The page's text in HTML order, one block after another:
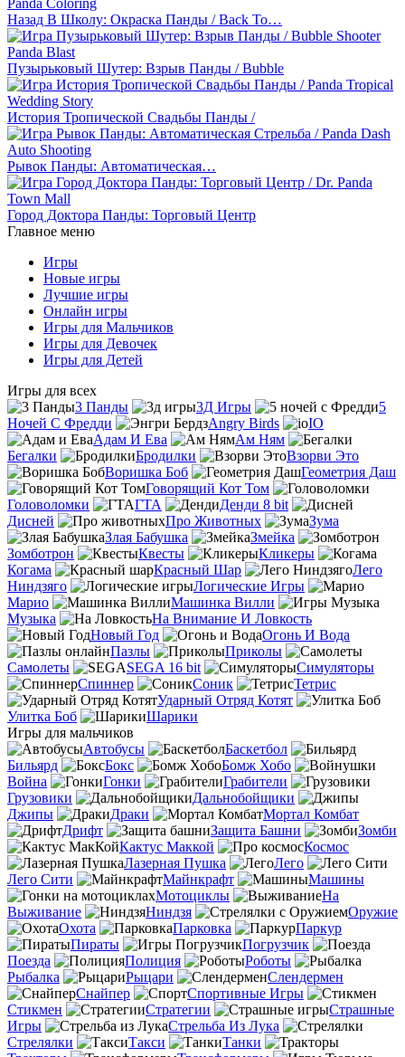
Назад В Школу: Окраска Панды / Back To…
Пузырьковый Шутер: Взрыв Панды / Bubble
История Тропической Свадьбы Панды /
Рывок Панды: Автоматическая…
Город Доктора Панды: Торговый Центр
Главное меню
Игры
Новые игры
Лучшие игры
Онлайн игры
Игры для Мальчиков
Игры для Девочек
Игры для Детей
Игры для всех
3 Панды
3Д Игры
5
Ночей С Фредди
Angry Birds
IO
Адам И Ева
Ам Ням
Бегалки
Бродилки
Взорви Это
Воришка Боб
Геометрия Даш
Говорящий Кот Том
Головоломки
ГТА
Денди 8 bit
Дисней
Про Животных
Зума
Злая Бабушка
Змейка
Зомботрон
Квесты
Кликеры
Когама
Красный Шар
Лего
Ниндзяго
Логические Игры
Марио
Машинка Вилли
Музыка
На Внимание И Ловкость
Новый Год
Огонь И Вода
Пазлы
Приколы
Самолеты
SEGA 16 bit
Симуляторы
Спиннер
Соник
Тетрис
Ударный Отряд Котят
Улитка Боб
Шарики
Игры для мальчиков
Автобусы
Баскетбол
Бильярд
Бокс
Бомж Хобо
Война
Гонки
Грабители
Грузовики
Дальнобойщики
Джипы
Драки
Мортал Комбат
Дрифт
Защита Башни
Зомби
Кактус Маккой
Космос
Лазерная Пушка
Лего
Лего Сити
Майнкрафт
Машины
Мотоциклы
На
Выживание
Ниндзя
Оружие
Охота
Парковка
Паркур
Пираты
Погрузчик
Поезда
Полиция
Роботы
Рыбалка
Рыцари
Слендермен
Снайпер
Спортивные Игры
Стикмен
Стратегии
Страшные
Игры
Стрельба Из Лука
Стрелялки
Такси
Танки